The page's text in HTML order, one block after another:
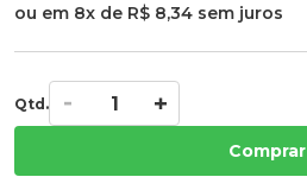
ou em 8x de R$ 8,34 sem juros
Qtd.
Comprar